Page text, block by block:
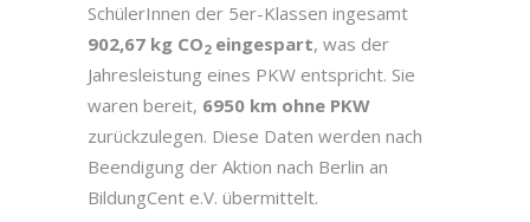
SchülerInnen der 5er-Klassen ingesamt
902,67 kg CO2eingespart, was der
Jahresleistung eines PKW entspricht. Sie
waren bereit, 6950 km ohne PKW
zurückzulegen. Diese Daten werden nach
Beendigung der Aktion nach Berlin an
BildungCent e.V. übermittelt.